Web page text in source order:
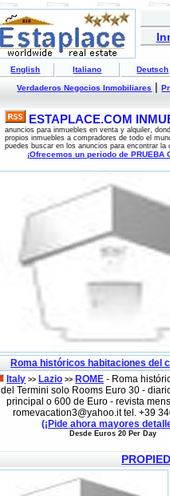
English Italiano Deutsch
Verdaderos Negocios Inmobiliares |
ESTAPLACE.COM
anuncios para inmuebles en venta y alquiler,
propios inmuebles a compradores de todo el
puedes buscar en los anuncios para encontrar la
¡Ofrecemos un periodo de
Roma históricos habitaciones del
Italy >> Lazio >> ROME - Roma
del Termini solo Rooms Euro 30 -
principal o 600 de Euro - revista
romevacation3@yahoo.it tel. +39
(¡Pide ahora mayores
Desde Euros 20 Per Day